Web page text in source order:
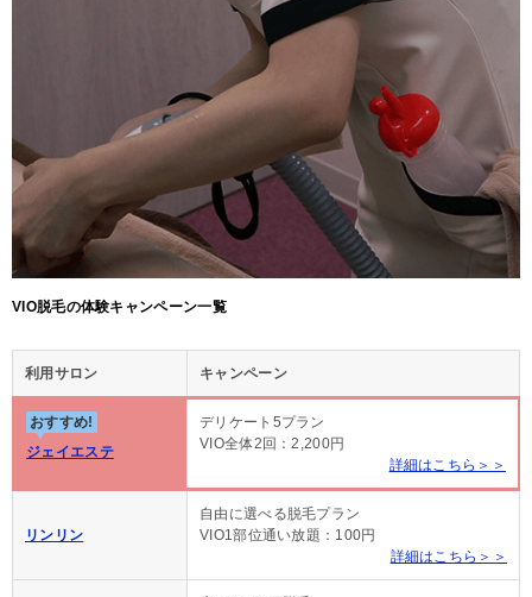
VIO脱毛の体験キャンペーン一覧
利用サロン キャンペーン
おすすめ!
ジェイエステ
デリケート5プラン
VIO全体2回：2,200円
詳細はこちら＞＞
リンリン
自由に選べる脱毛プラン
VIO1部位通い放題：100円
詳細はこちら＞＞